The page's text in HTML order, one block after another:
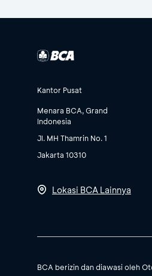
Kantor Pusat
Menara BCA, Grand
Indonesia
Jl. MH Thamrin No. 1
Jakarta 10310
Lokasi BCA Lainnya
BCA berizin dan diawasi oleh